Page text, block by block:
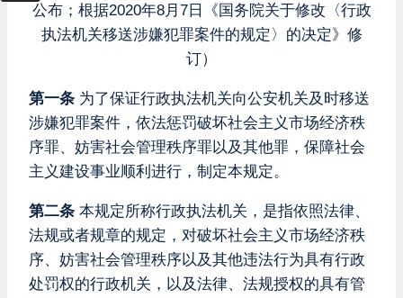
公布；根据2020年8月7日《国务院关于修改〈行政
执法机关移送涉嫌犯罪案件的规定〉的决定》修
订）
第一条 为了保证行政执法机关向公安机关及时移送
涉嫌犯罪案件，依法惩罚破坏社会主义市场经济秩
序罪、妨害社会管理秩序罪以及其他罪，保障社会
主义建设事业顺利进行，制定本规定。
第二条 本规定所称行政执法机关，是指依照法律、
法规或者规章的规定，对破坏社会主义市场经济秩
序、妨害社会管理秩序以及其他违法行为具有行政
处罚权的行政机关，以及法律、法规授权的具有管